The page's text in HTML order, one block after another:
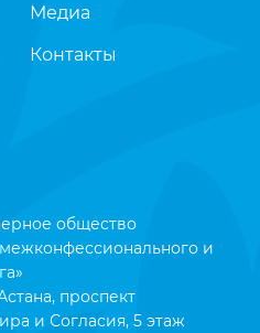
Медиа
Контакты
общество
и
проспект
и Согласия, 5 этаж